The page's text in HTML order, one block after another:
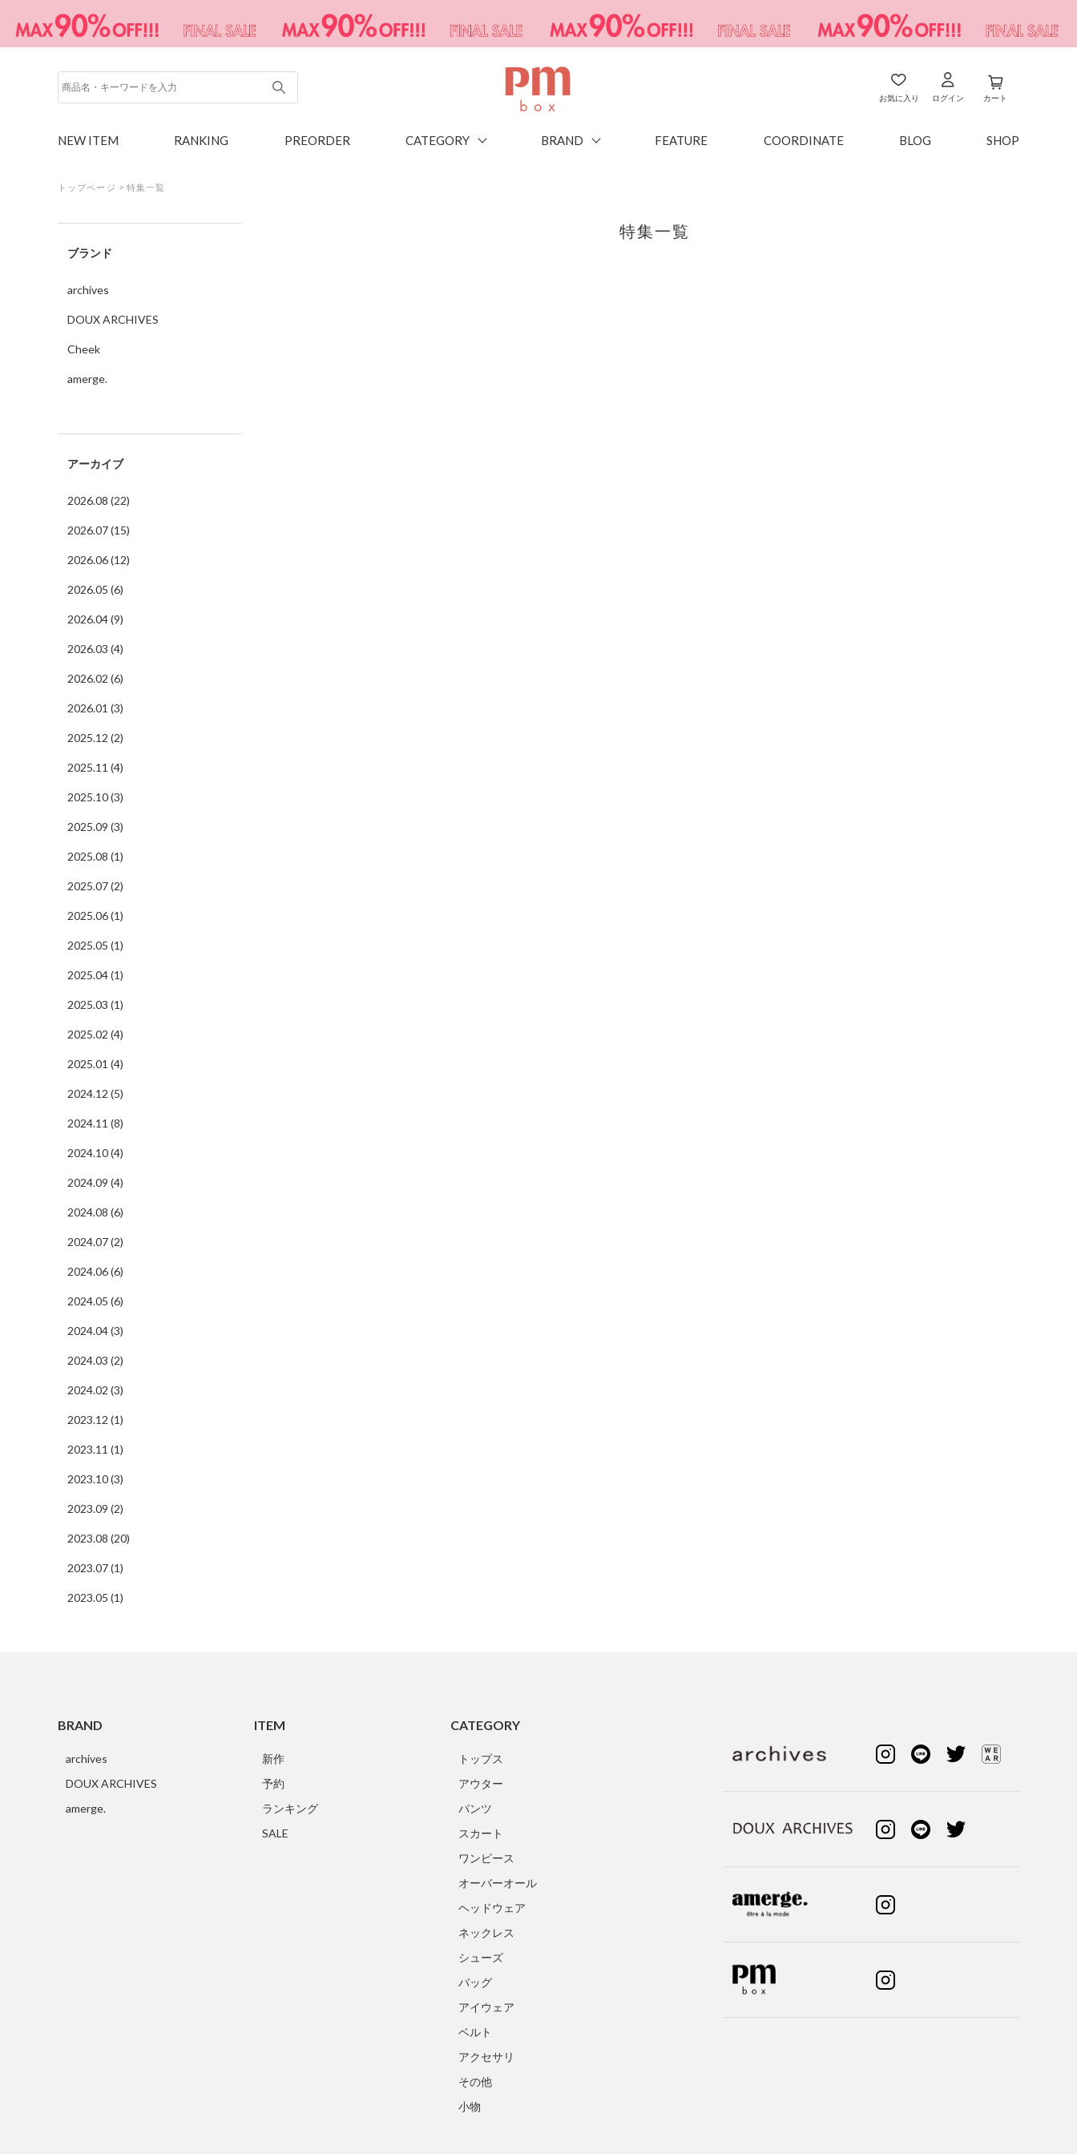
お気に入り ログイン カート
NEW ITEM RANKING PREORDER CATEGORY BRAND FEATURE COORDINATE BLOG SHOP
トップページ > 特集一覧
ブランド
archives
DOUX ARCHIVES
Cheek
amerge.
アーカイブ
2026.08 (22)
2026.07 (15)
2026.06 (12)
2026.05 (6)
2026.04 (9)
2026.03 (4)
2026.02 (6)
2026.01 (3)
2025.12 (2)
2025.11 (4)
2025.10 (3)
2025.09 (3)
2025.08 (1)
2025.07 (2)
2025.06 (1)
2025.05 (1)
2025.04 (1)
2025.03 (1)
2025.02 (4)
2025.01 (4)
2024.12 (5)
2024.11 (8)
2024.10 (4)
2024.09 (4)
2024.08 (6)
2024.07 (2)
2024.06 (6)
2024.05 (6)
2024.04 (3)
2024.03 (2)
2024.02 (3)
2023.12 (1)
2023.11 (1)
2023.10 (3)
2023.09 (2)
2023.08 (20)
2023.07 (1)
2023.05 (1)
特集一覧
BRAND
archives
DOUX ARCHIVES
amerge.
ITEM
新作
予約
ランキング
SALE
CATEGORY
トップス
アウター
パンツ
スカート
ワンピース
オーバーオール
ヘッドウェア
ネックレス
シューズ
バッグ
アイウェア
ベルト
アクセサリ
その他
小物